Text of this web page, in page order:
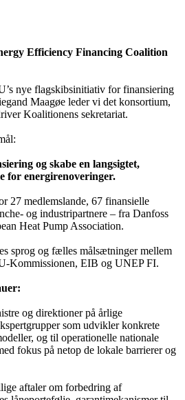
Efficiency Financing Coalition
nye flagskibsinitiativ for finansiering
Maagøe leder vi det konsortium,
Koalitionens sekretariat.
og skabe en langsigtet,
for energirenoveringer.
27 medlemslande, 67 finansielle
og industripartnere – fra Danfoss
Heat Pump Association.
sprog og fælles målsætninger mellem
Kommissionen, EIB og UNEP FI.
og direktioner på årlige
som udvikler konkrete
og til operationelle nationale
fokus på netop de lokale barrierer og
aftaler om forbedring af